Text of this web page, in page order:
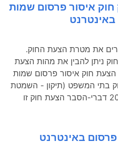
איסור פרסום שמות
באינטרנט
את מטרת הצעת החוק.
ניתן להבין את מהות הצעת
הצעת חוק איסור פרסום שמות
הצעת חוק בתי המשפט (תיקון - השמטת
שמות בעלי דין), התשס”ג-2003 דברי-הסבר הצעת חוק זו
פרסום באינטרנט